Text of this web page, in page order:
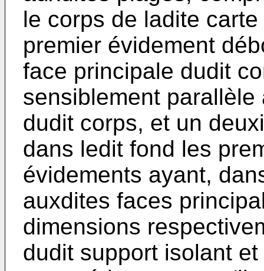
le corps de ladite
premier évidement
face principale dudit
sensiblement
dudit corps, et un
dans ledit fond les
évidements ayant,
auxdites faces
dimensions
dudit support isolant